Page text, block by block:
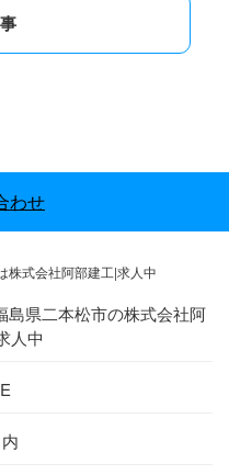
島県二本松市の株式会社阿
人中